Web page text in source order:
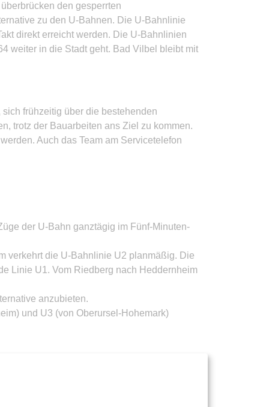
den gesperrten
zu den U-Bahnen. Die U-Bahnlinie
direkt erreicht werden. Die U-Bahnlinien
weiter in die Stadt geht. Bad Vilbel bleibt mit
frühzeitig über die bestehenden
trotz der Bauarbeiten ans Ziel zu kommen.
Auch das Team am Servicetelefon
der U-Bahn ganztägig im Fünf-Minuten-
verkehrt die U-Bahnlinie U2 planmäßig. Die
Linie U1. Vom Riedberg nach Heddernheim
anzubieten.
und U3 (von Oberursel-Hohemark)